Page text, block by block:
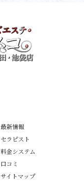
最新情報
セラピスト
料金システム
口コミ
サイトマップ